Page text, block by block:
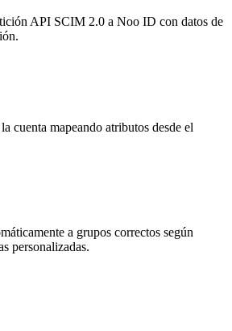
API SCIM 2.0 a Noo ID con datos de
cuenta mapeando atributos desde el
a grupos correctos según
personalizadas.